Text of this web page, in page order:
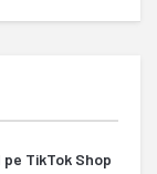
TikTok Shop